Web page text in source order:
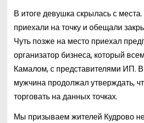
В итоге девушка скрылась с
приехали на точку и обещали
Чуть позже на место приехал
организатор бизнеса, который
Камалом, с представителями ИП.
мужчина продолжал утверждать,
торговать на данных точках.
Мы призываем жителей Кудрово